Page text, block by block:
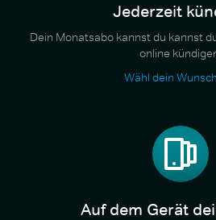
Jederzeit
Dein Monatsabo kannst du kannst
online
Wähl dein
Auf dem Gerät